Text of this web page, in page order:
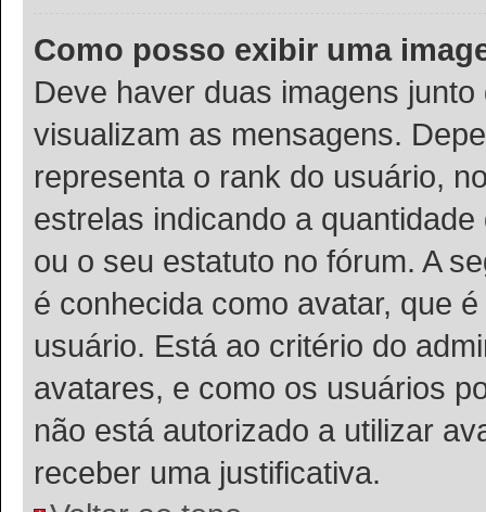
Como posso exibir uma
Deve haver duas imagens
visualizam as mensagens.
representa o rank do usuário,
estrelas indicando a
ou o seu estatuto no fórum. A
é conhecida como avatar, que
usuário. Está ao critério do
avatares, e como os usuários
não está autorizado a utilizar
receber uma justificativa.